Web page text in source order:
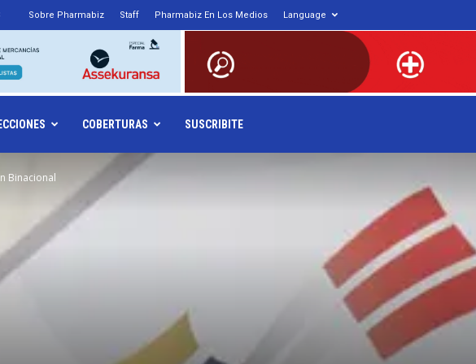
Sobre Pharmabiz Staff Pharmabiz En Los Medios Language
COBERTURAS SUSCRIBITE
Binacional